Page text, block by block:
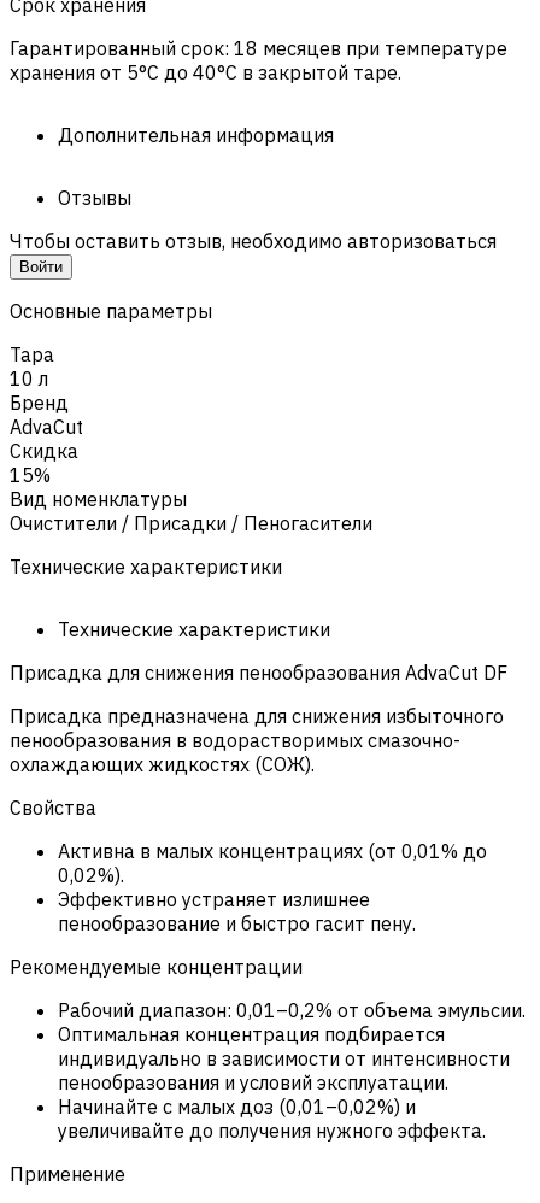
Гарантированный срок: 18 месяцев при температуре
хранения от 5°C до 40°C в закрытой таре.
Дополнительная информация
Отзывы
Чтобы оставить отзыв, необходимо авторизоваться
Войти
Основные параметры
Тара
10 л
Бренд
AdvaCut
Скидка
15%
Вид номенклатуры
Очистители / Присадки / Пеногасители
Технические характеристики
Технические характеристики
Присадка для снижения пенообразования AdvaCut DF
Присадка предназначена для снижения избыточного
пенообразования в водорастворимых смазочно-
охлаждающих жидкостях (СОЖ).
Свойства
Активна в малых концентрациях (от 0,01% до
0,02%).
Эффективно устраняет излишнее
пенообразование и быстро гасит пену.
Рекомендуемые концентрации
Рабочий диапазон: 0,01–0,2% от объема эмульсии.
Оптимальная концентрация подбирается
индивидуально в зависимости от интенсивности
пенообразования и условий эксплуатации.
Начинайте с малых доз (0,01–0,02%) и
увеличивайте до получения нужного эффекта.
Применение